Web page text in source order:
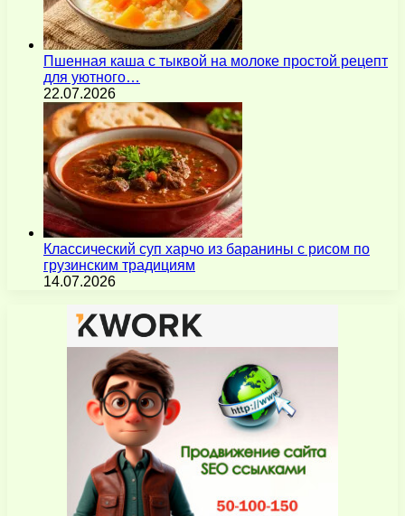
Пшенная каша с тыквой на молоке простой рецепт
для уютного…
22.07.2026
Классический суп харчо из баранины с рисом по
грузинским традициям
14.07.2026